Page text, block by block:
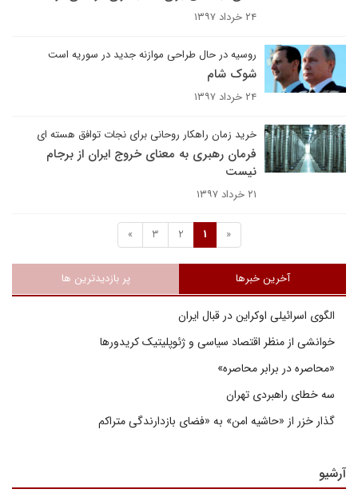
۲۴ خرداد ۱۳۹۷
روسیه در حال طراحی موازنه جدید در سوریه است
شوک شام
۲۴ خرداد ۱۳۹۷
خرید زمان راهکار روحانی برای نجات توافق هسته ای
فرمان رهبری به معنای خروج ایران از برجام
نیست
۲۱ خرداد ۱۳۹۷
«
1
2
3
»
آخرین خبرها پر بازدیدترین ها
الگوی اسرائیلی اوکراین در قبال ایران
خوانشی از منظر اقتصاد سیاسی و ژئوپلیتیک کریدورها
«محاصره در برابر محاصره»
سه خطای راهبردی تهران
گذار خزر از «حاشیه امن» به «فضای بازدارندگی متراکم
آرشیو